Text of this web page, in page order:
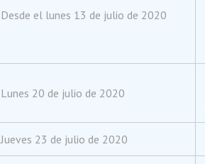
Desde el lunes 13 de julio de 2020
Lunes 20 de julio de 2020
Jueves 23 de julio de 2020